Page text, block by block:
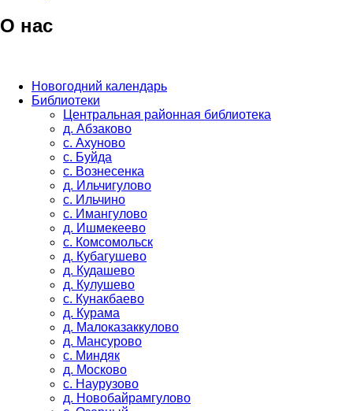
О нас
Новогодний календарь
Библиотеки
Центральная районная библиотека
д. Абзаково
с. Ахуново
с. Буйда
с. Вознесенка
д. Ильчигулово
с. Ильчино
с. Имангулово
д. Ишмекеево
с. Комсомольск
д. Кубагушево
д. Кудашево
д. Кулушево
с. Кунакбаево
д. Курама
д. Малоказаккулово
д. Мансурово
с. Миндяк
д. Москово
с. Наурузово
д. Новобайрамгулово